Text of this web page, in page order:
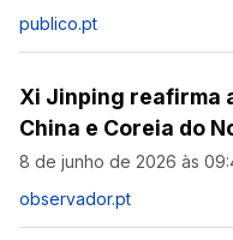
publico.pt
Xi Jinping reafirma
China e Coreia do
8 de junho de 2026 às
observador.pt